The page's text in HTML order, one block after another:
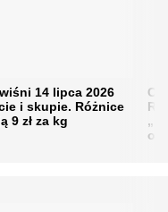
14 lipca 2026
i skupie. Różnice
9 zł za kg